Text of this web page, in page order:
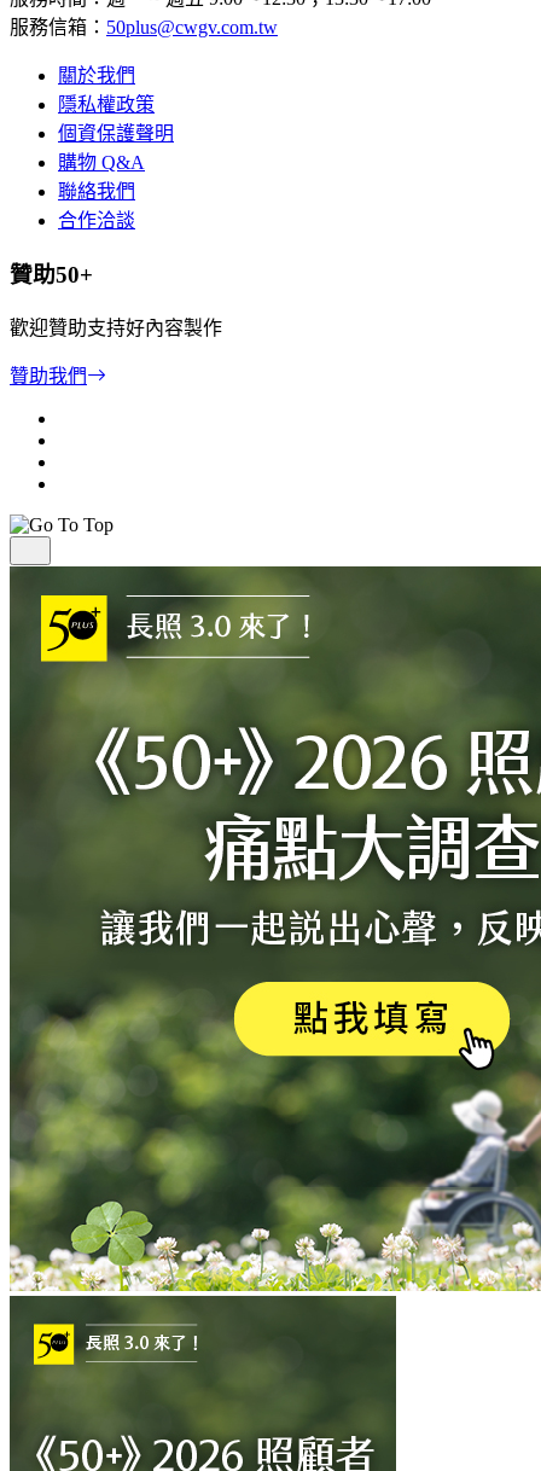
服務信箱： 50plus@cwgv.com.tw
關於我們
隱私權政策
個資保護聲明
購物 Q&A
聯絡我們
合作洽談
贊助50+
歡迎贊助支持好內容製作
贊助我們